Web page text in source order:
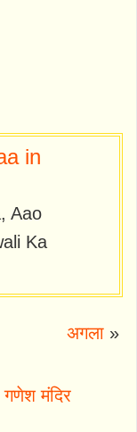
in
Aao
Ka
अगला»
गणेश मंदिर